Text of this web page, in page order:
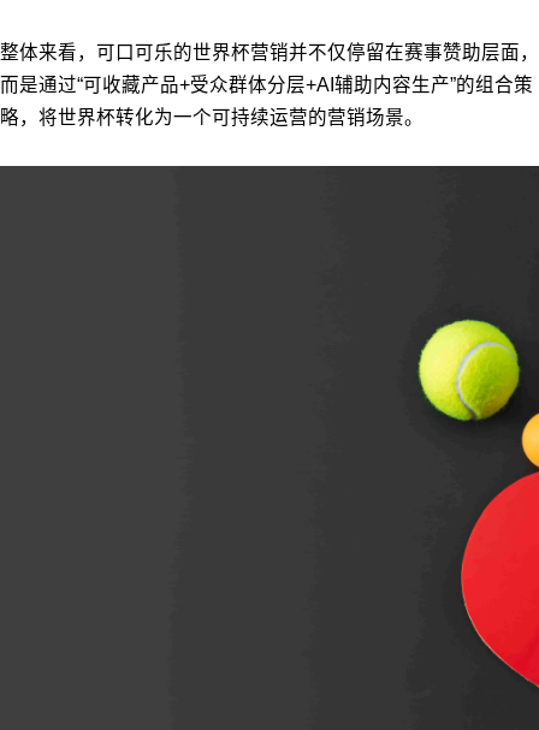
整体来看，可口可乐的世界杯营销并不仅停留在赛事赞助层面，
而是通过“可收藏产品+受众群体分层+AI辅助内容生产”的组合策
略，将世界杯转化为一个可持续运营的营销场景。